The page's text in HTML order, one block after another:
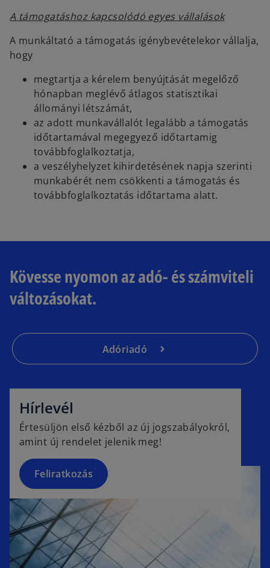
A támogatáshoz kapcsolódó egyes vállalások
A munkáltató a támogatás igénybevételekor vállalja,
hogy
megtartja a kérelem benyújtását megelőző
hónapban meglévő átlagos statisztikai
állományi létszámát,
az adott munkavállalót legalább a támogatás
időtartamával megegyező időtartamig
továbbfoglalkoztatja,
a veszélyhelyzet kihirdetésének napja szerinti
munkabérét nem csökkenti a támogatás és
továbbfoglalkoztatás időtartama alatt.
Kövesse nyomon az adó- és számviteli
változásokat.
Adóriadó
Hírlevél
Értesüljön első kézből az új jogszabályokról,
amint új rendelet jelenik meg!
Feliratkozás
p
e
n
s
i
n
a
n
e
w
t
a
b